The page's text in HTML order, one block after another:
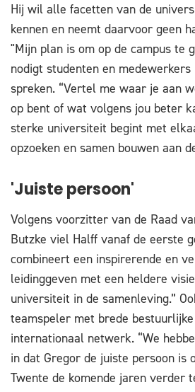
Hij wil alle facetten van de
kennen en neemt daarvoor geen
"Mijn plan is om op de campus te
nodigt studenten en
spreken. “Vertel me waar je aan
op bent of wat volgens jou beter
sterke universiteit begint met
opzoeken en samen bouwen aan
'Juiste persoon'
Volgens voorzitter van de Raad
Butzke viel Halff vanaf de eerste
combineert een inspirerende en
leidinggeven met een heldere
universiteit in de samenleving.”
teamspeler met brede
internationaal netwerk. “We
in dat Gregor de juiste persoon is
Twente de komende jaren verder